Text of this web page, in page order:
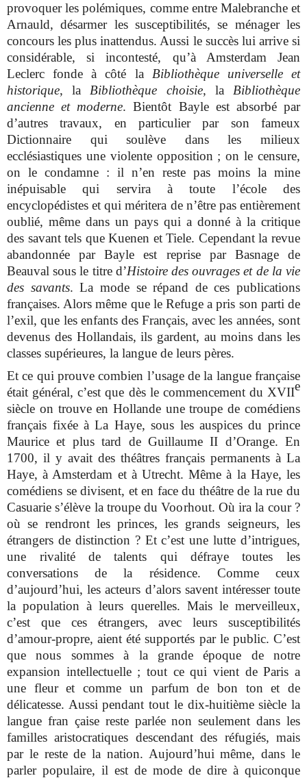
provoquer les polémiques, comme entre Malebranche et
Arnauld, désarmer les susceptibilités, se ménager les
concours les plus inattendus. Aussi le succès lui arrive si
considérable, si incontesté, qu’à Amsterdam Jean
Leclerc fonde à côté la Bibliothèque universelle et
historique, laBibliothèque choisie, la Bibliothèque
ancienne et moderne. Bientôt Bayle est absorbé par
d’autres travaux, en particulier par son fameux
Dictionnaire qui soulève dans les milieux
ecclésiastiques une violente opposition ; on le censure,
on le condamne : il n’en reste pas moins la mine
inépuisable qui servira à toute l’école des
encyclopédistes et qui méritera de n’être pas entièrement
oublié, même dans un pays qui a donné à la critique
des savant tels que Kuenen et Tiele. Cependant la revue
abandonnée par Bayle est reprise par Basnage de
Beauval sous le titre d’Histoire des ouvrages et de la vie
des savants. La mode se répand de ces publications
françaises. Alors même que le Refuge a pris son parti de
l’exil, que les enfants des Français, avec les années, sont
devenus des Hollandais, ils gardent, au moins dans les
classes supérieures, la langue de leurs pères.
Et ce qui prouve combien l’usage de la langue française
était général, c’est que dès le commencement du XVIIe
siècle on trouve en Hollande une troupe de comédiens
français fixée à La Haye, sous les auspices du prince
Maurice et plus tard de Guillaume II d’Orange. En
1700, il y avait des théâtres français permanents à La
Haye, à Amsterdam et à Utrecht. Même à la Haye, les
comédiens se divisent, et en face du théâtre de la rue du
Casuarie s’élève la troupe du Voorhout. Où ira la cour ?
où se rendront les princes, les grands seigneurs, les
étrangers de distinction ? Et c’est une lutte d’intrigues,
une rivalité de talents qui défraye toutes les
conversations de la résidence. Comme ceux
d’aujourd’hui, les acteurs d’alors savent intéresser toute
la population à leurs querelles. Mais le merveilleux,
c’est que ces étrangers, avec leurs susceptibilités
d’amour-propre, aient été supportés par le public. C’est
que nous sommes à la grande époque de notre
expansion intellectuelle ; tout ce qui vient de Paris a
une fleur et comme un parfum de bon ton et de
délicatesse. Aussi pendant tout le dix-huitième siècle la
langue fran çaise reste parlée non seulement dans les
familles aristocratiques descendant des réfugiés, mais
par le reste de la nation. Aujourd’hui même, dans le
parler populaire, il est de mode de dire à quiconque